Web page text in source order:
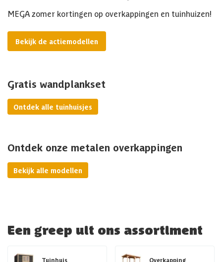
MEGA zomer kortingen op overkappingen en tuinhuizen!
Bekijk de actiemodellen
Gratis wandplankset
Ontdek alle tuinhuisjes
Ontdek onze metalen overkappingen
Bekijk alle modellen
Een greep uit ons assortiment
Tuinhuis Overkapping